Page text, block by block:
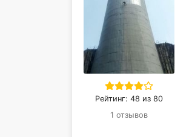
Рейтинг: 48 из 80
1 отзывов